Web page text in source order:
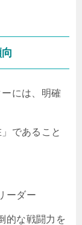
には、明確
であること
ーダー
的な戦闘力を